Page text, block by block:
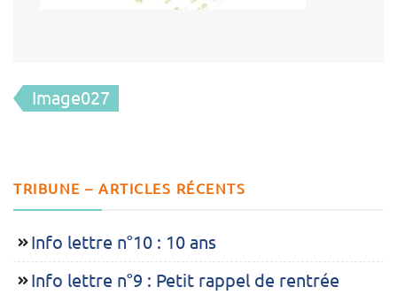
Navigation
de
Image027
TRIBUNE – ARTICLES RÉCENTS
Info lettre n°10 : 10 ans
Info lettre n°9 : Petit rappel de rentrée